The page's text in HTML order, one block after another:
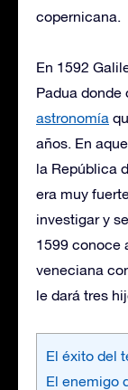
copernicana.
En 1592
Padua donde
astronomía
años. En
la República
era muy
investigar y
1599 conoce
veneciana
le dará tres
El éxito del
El enemigo